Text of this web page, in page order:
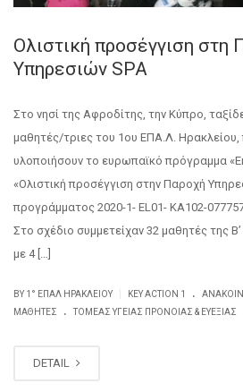
Ολιστική προσέγγιση στη
Υπηρεσιών SPA
Στο νησί της Αφροδίτης, την Κύπρο,
μαθητές/τριες του 1ου ΕΠΑ.Λ. Ηρακλείου,
υλοποιήσουν το ευρωπαϊκό πρόγραμμα
«Ολιστική προσέγγιση στην Παροχή
προγράμματος 2020-1- EL01- ΚΑ102-
Στο σχέδιο συμμετείχαν 32 μαθητές της Β’
με 4 […]
BY1° ΕΠΑΛ ΗΡΑΚΛΕΊΟΥ KEY ACTION 1 .
ΜΑΘΗΤΈΣ . ΤΟΜΈΑΣ ΥΓΕΊΑΣ ΠΡΌΝΟΙΑΣ & ΕΥΕΞΊΑΣ
DETAIL